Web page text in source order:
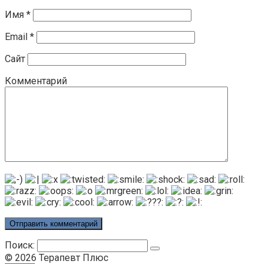
Имя *
Email *
Сайт
Комментарий
Поиск:
© 2026 Терапевт Плюс